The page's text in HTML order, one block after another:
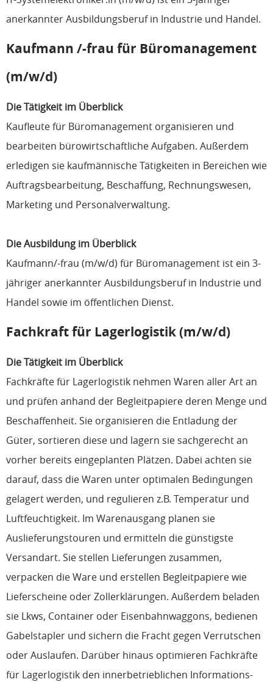
anerkannter Ausbildungsberuf in Industrie und Handel.
Kaufmann /-frau für Büromanagement
(m/w/d)
Die Tätigkeit im Überblick
Kaufleute für Büromanagement organisieren und
bearbeiten bürowirtschaftliche Aufgaben. Außerdem
erledigen sie kaufmännische Tätigkeiten in Bereichen wie
Auftragsbearbeitung, Beschaffung, Rechnungswesen,
Marketing und Personalverwaltung.
Die Ausbildung im Überblick
Kaufmann/-frau (m/w/d) für Büromanagement ist ein 3-
jähriger anerkannter Ausbildungsberuf in Industrie und
Handel sowie im öffentlichen Dienst.
Fachkraft für Lagerlogistik (m/w/d)
Die Tätigkeit im Überblick
Fachkräfte für Lagerlogistik nehmen Waren aller Art an
und prüfen anhand der Begleitpapiere deren Menge und
Beschaffenheit. Sie organisieren die Entladung der
Güter, sortieren diese und lagern sie sachgerecht an
vorher bereits eingeplanten Plätzen. Dabei achten sie
darauf, dass die Waren unter optimalen Bedingungen
gelagert werden, und regulieren z.B. Temperatur und
Luftfeuchtigkeit. Im Warenausgang planen sie
Auslieferungstouren und ermitteln die günstigste
Versandart. Sie stellen Lieferungen zusammen,
verpacken die Ware und erstellen Begleitpapiere wie
Lieferscheine oder Zollerklärungen. Außerdem beladen
sie Lkws, Container oder Eisenbahnwaggons, bedienen
Gabelstapler und sichern die Fracht gegen Verrutschen
oder Auslaufen. Darüber hinaus optimieren Fachkräfte
für Lagerlogistik den innerbetrieblichen Informations-